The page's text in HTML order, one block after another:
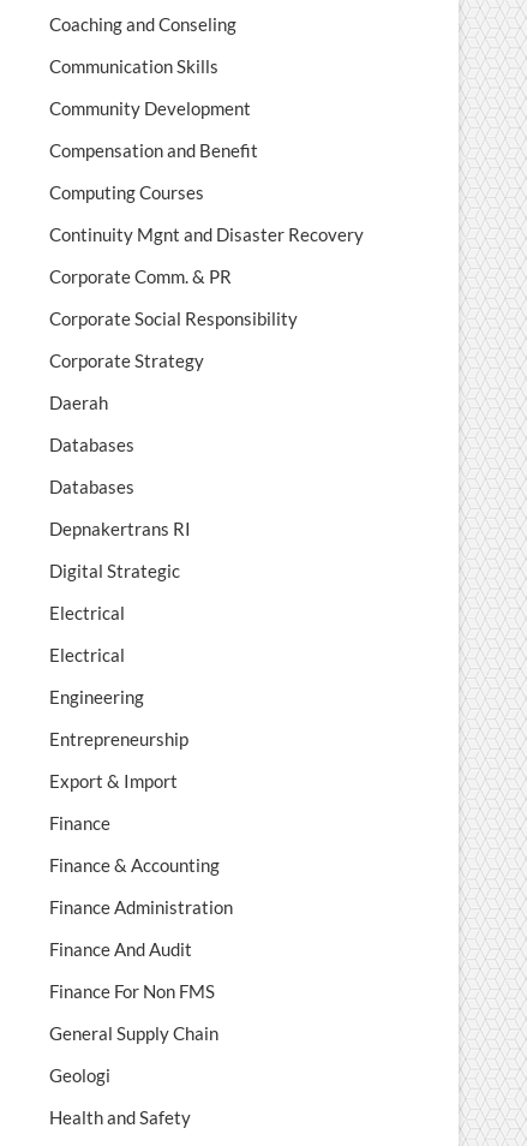
Coaching and Conseling
Communication Skills
Community Development
Compensation and Benefit
Computing Courses
Continuity Mgnt and Disaster Recovery
Corporate Comm. & PR
Corporate Social Responsibility
Corporate Strategy
Daerah
Databases
Databases
Depnakertrans RI
Digital Strategic
Electrical
Electrical
Engineering
Entrepreneurship
Export & Import
Finance
Finance & Accounting
Finance Administration
Finance And Audit
Finance For Non FMS
General Supply Chain
Geologi
Health and Safety